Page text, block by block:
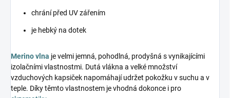
chrání před UV zářením
je hebký na dotek
Merino vlna je velmi jemná, pohodlná, prodyšná s vynikajícími
izolačními vlastnostmi. Dutá vlákna a velké množství
vzduchových kapsiček napomáhají udržet pokožku v suchu a v
teple. Díky těmto vlastnostem je vhodná dokonce i pro